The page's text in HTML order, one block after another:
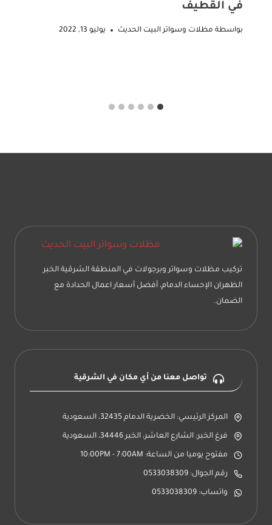
في القطيف
بواسطة مظلات وسواتر البيت الحديث يوليو 13, 2022
تركيب مظلات وسواتر وبرجولات في المنطقة الشرقية الخبر
الظهران الإحساء الدمام، أفضل أسعار اعمال الحدادة مع
الضمان.
تواصل معنا من أي مكان في الشرقية
المركز الرئيسي: الخضرية الدمام 32435، السعودية
فرغ الخبر: الشارع العاشر، الخبر 34446، السعودية
مفتوح يوميا من الساعة: 10:00PM - 7:00AM
رقم الجوال: 0533038309
واتساب: 0533038309